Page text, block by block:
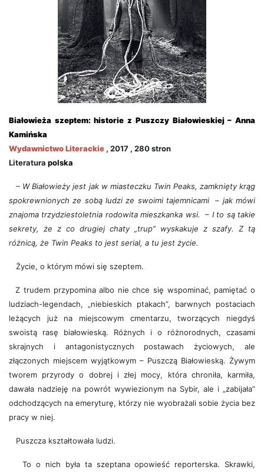
Białowieża szeptem: historie z Puszczy Białowieskiej – Anna
Kamińska
WydawnictwoLiterackie , 2017 , 280stron
Literatura polska
– W Białowieży jest jak w miasteczku Twin Peaks, zamknięty krąg
spokrewnionych ze sobą ludzi ze swoimi tajemnicami – jak mówi
znajoma trzydziestoletnia rodowita mieszkanka wsi. – I to są takie
sekrety, że z co drugiej chaty „trup” wyskakuje z szafy. Z tą
różnicą, że Twin Peaks to jest serial, a tu jest życie.
Życie, o którym mówi się szeptem.
Z trudem przypomina albo nie chce się wspominać, pamiętać o
ludziach-legendach, „niebieskich ptakach”, barwnych postaciach
leżących już na miejscowym cmentarzu, tworzących niegdyś
swoistą rasę białowieską. Różnych i o różnorodnych, czasami
skrajnych i antagonistycznych postawach życiowych, ale
złączonych miejscem wyjątkowym – Puszczą Białowieską. Żywym
tworem przyrody o dobrej i złej mocy, która chroniła, karmiła,
dawała nadzieję na powrót wywiezionym na Sybir, ale i „zabijała”
odchodzących na emeryturę, którzy nie wyobrażali sobie życia bez
pracy w niej.
Puszcza kształtowała ludzi.
To o nich była ta szeptana opowieść reporterska. Skrawki,